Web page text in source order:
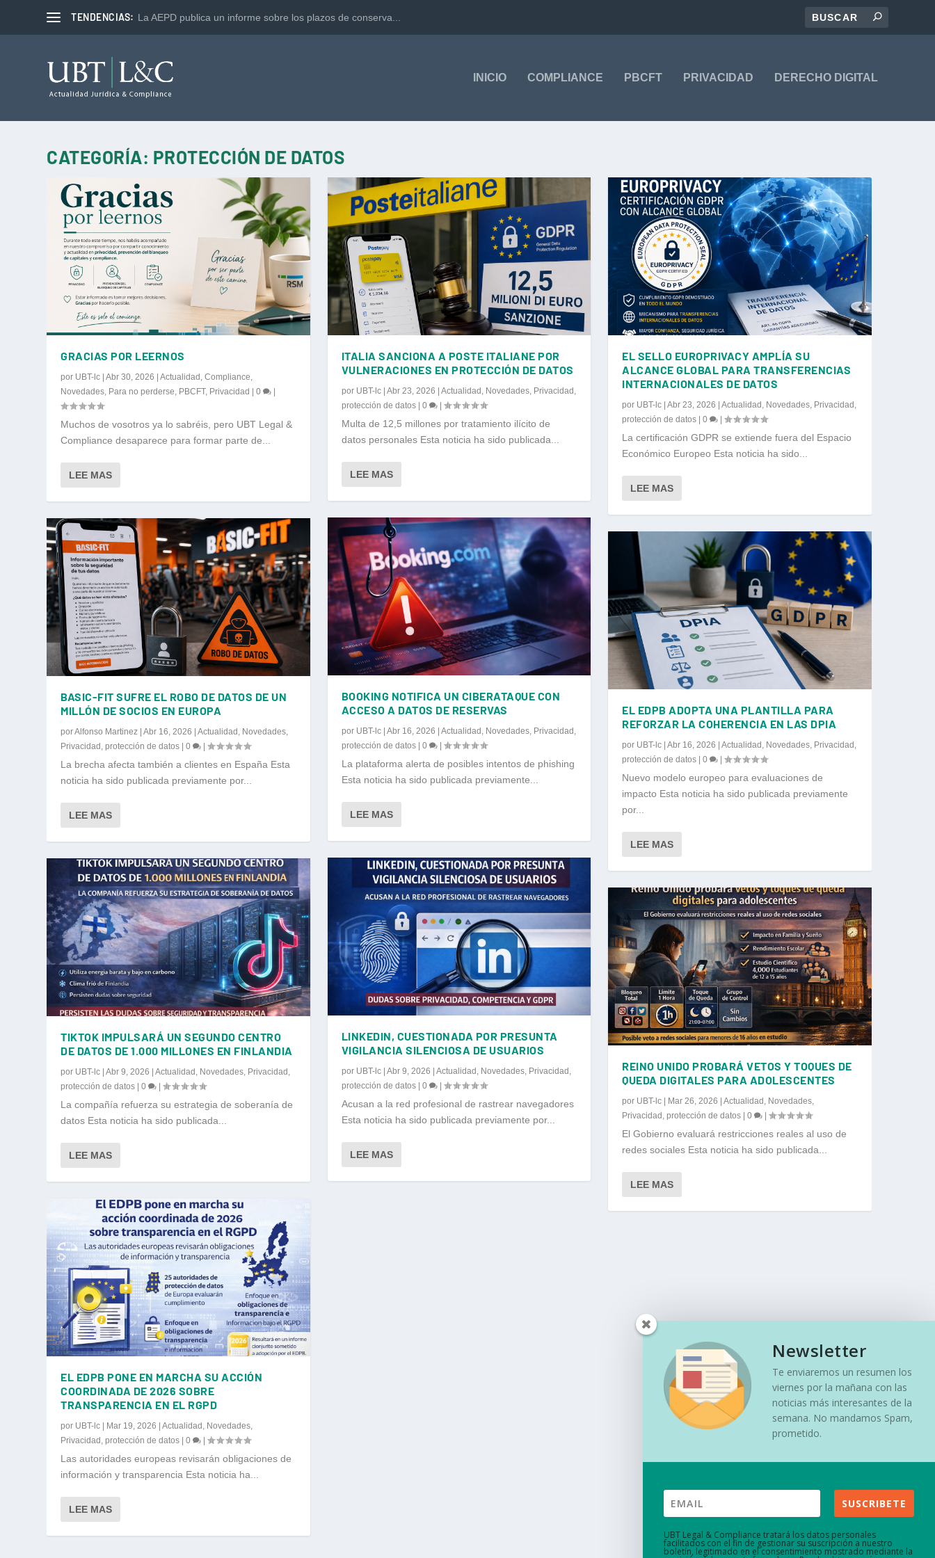
TENDENCIAS: La AEPD publica un informe sobre los plazos de conserva...
INICIO COMPLIANCE PBCFT PRIVACIDAD DERECHO DIGITAL
CATEGORÍA: PROTECCIÓN DE DATOS
GRACIAS POR LEERNOS
por UBT-lc |Abr 30, 2026 |Actualidad ,Compliance,
Novedades, Para no perderse, PBCFT, Privacidad |0
Muchos de vosotros ya lo sabréis, pero UBT Legal &
Compliance desaparece para formar parte de...
LEE MAS
BASIC-FIT SUFRE EL ROBO DE DATOS DE UN
MILLÓN DE SOCIOS EN EUROPA
porAlfonso Martinez |Abr 16, 2026 |Actualidad , Novedades,
Privacidad ,protección de datos |0 |
La brecha afecta también a clientes en España Esta
noticia ha sido publicada previamente por...
LEE MAS
TIKTOK IMPULSARÁ UN SEGUNDO CENTRO
DE DATOS DE 1.000 MILLONES EN FINLANDIA
por UBT-lc |Abr 9, 2026 |Actualidad , Novedades, Privacidad ,
protección de datos |0 |
La compañía refuerza su estrategia de soberanía de
datos Esta noticia ha sido publicada...
LEE MAS
EL EDPB PONE EN MARCHA SU ACCIÓN
COORDINADA DE 2026 SOBRE
TRANSPARENCIA EN EL RGPD
por UBT-lc Mar 19, 2026 |Actualidad , Novedades,
Privacidad ,protección de datos |0 |
Las autoridades europeas revisarán obligaciones de
información y transparencia Esta noticia ha...
LEE MAS
ITALIA SANCIONA A POSTE ITALIANE POR
VULNERACIONES EN PROTECCIÓN DE DATOS
por UBT-lc| Abr 23, 2026 Actualidad , Novedades, Privacidad ,
protección de datos| 0 |
Multa de 12,5 millones por tratamiento ilícito de
datos personales Esta noticia ha sido publicada...
LEE MAS
BOOKING NOTIFICA UN CIBERATAQUE CON
ACCESO A DATOS DE RESERVAS
por UBT-lc| Abr 16, 2026 Actualidad , Novedades, Privacidad ,
protección de datos| 0 |
La plataforma alerta de posibles intentos de phishing
Esta noticia ha sido publicada previamente...
LEE MAS
LINKEDIN, CUESTIONADA POR PRESUNTA
VIGILANCIA SILENCIOSA DE USUARIOS
por UBT-lc| Abr 9, 2026 Actualidad , Novedades, Privacidad ,
protección de datos| 0 |
Acusan a la red profesional de rastrear navegadores
Esta noticia ha sido publicada previamente por...
LEE MAS
EL SELLO EUROPRIVACY AMPLÍA SU
ALCANCE GLOBAL PARA TRANSFERENCIAS
INTERNACIONALES DE DATOS
por UBT-lc |Abr 23, 2026 |Actualidad , Novedades, Privacidad ,
protección de datos |0 |
La certificación GDPR se extiende fuera del Espacio
Económico Europeo Esta noticia ha sido...
LEE MAS
EL EDPB ADOPTA UNA PLANTILLA PARA
REFORZAR LA COHERENCIA EN LAS DPIA
por UBT-lc |Abr 16, 2026 |Actualidad , Novedades, Privacidad ,
protección de datos |0 |
Nuevo modelo europeo para evaluaciones de
impacto Esta noticia ha sido publicada previamente
por...
LEE MAS
REINO UNIDO PROBARÁ VETOS Y TOQUES DE
QUEDA DIGITALES PARA ADOLESCENTES
por UBT-lc Mar 26, 2026 |Actualidad , Novedades,
Privacidad ,protección de datos |0 |
El Gobierno evaluará restricciones reales al uso de
redes sociales Esta noticia ha sido publicada...
LEE MAS
Newsletter
Te enviaremos un resumen los
viernes por la mañana con las
noticias más interesantes de la
semana. No mandamos Spam,
prometido.
SUSCRIBETE
UBT Legal & Compliance tratará los datos personales
facilitados con el fin de gestionar su suscripción a nuestro
boletín, legitimado en el consentimiento mostrado mediante la